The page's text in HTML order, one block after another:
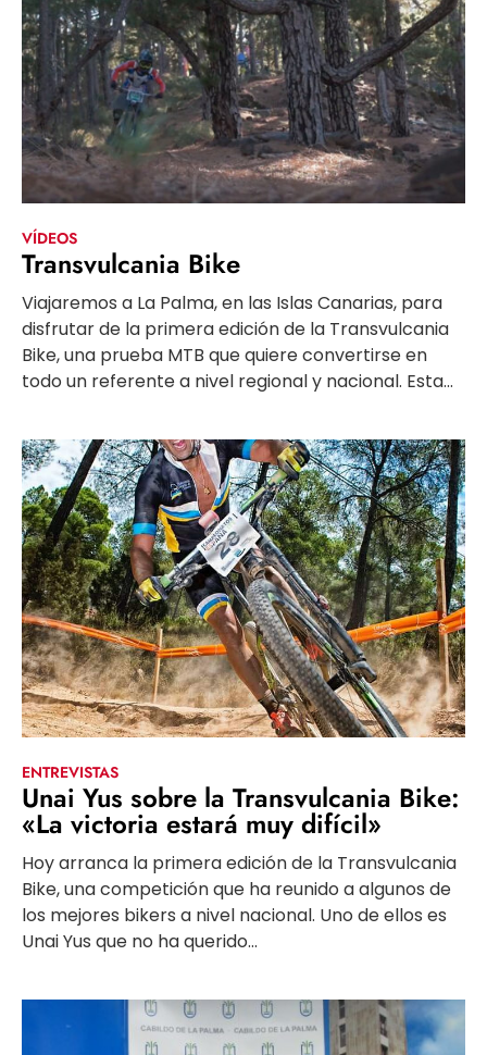
VÍDEOS
Transvulcania Bike
Viajaremos a La Palma, en las Islas Canarias, para
disfrutar de la primera edición de la Transvulcania
Bike, una prueba MTB que quiere convertirse en
todo un referente a nivel regional y nacional. Esta...
ENTREVISTAS
Unai Yus sobre la Transvulcania Bike:
«La victoria estará muy difícil»
Hoy arranca la primera edición de la Transvulcania
Bike, una competición que ha reunido a algunos de
los mejores bikers a nivel nacional. Uno de ellos es
Unai Yus que no ha querido...